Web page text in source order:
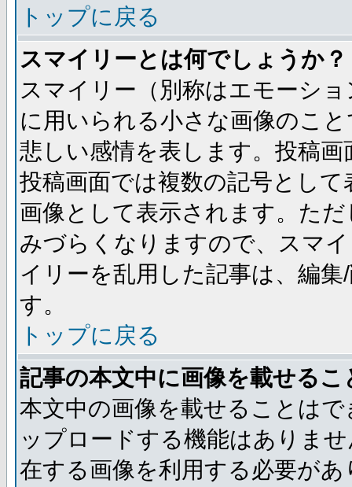
トップに戻る
スマイリーとは何でしょうか？
スマイリー（別称はエモーシ
に用いられる小さな画像のこ
悲しい感情を表します。投稿
投稿画面では複数の記号とし
画像として表示されます。た
みづらくなりますので、スマ
イリーを乱用した記事は、編
す。
トップに戻る
記事の本文中に画像を載せる
本文中の画像を載せることは
ップロードする機能はありま
在する画像を利用する必要が